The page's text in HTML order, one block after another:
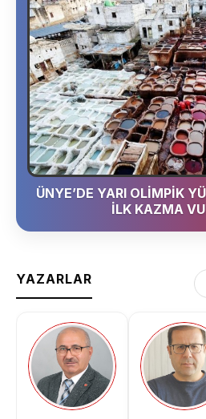
ÜNYE’DE YARI OLİMPİK
İLK KAZMA
YAZARLAR